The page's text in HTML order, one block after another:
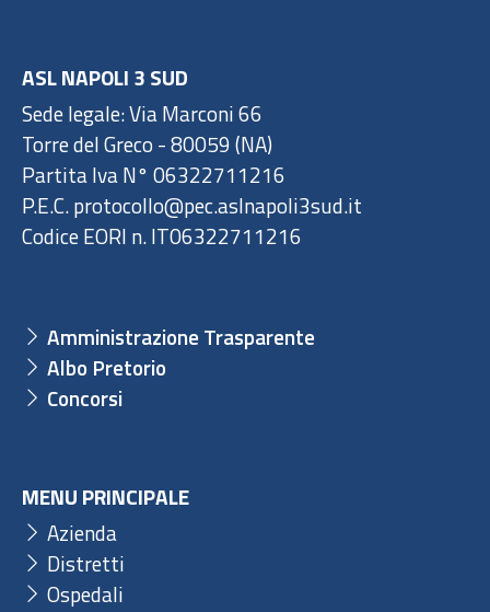
ASL NAPOLI 3 SUD
Sede legale: Via Marconi 66
Torre del Greco - 80059 (NA)
Partita Iva N° 06322711216
P.E.C. protocollo@pec.aslnapoli3sud.it
Codice EORI n. IT06322711216
Amministrazione Trasparente
Albo Pretorio
Concorsi
MENU PRINCIPALE
Azienda
Distretti
Ospedali